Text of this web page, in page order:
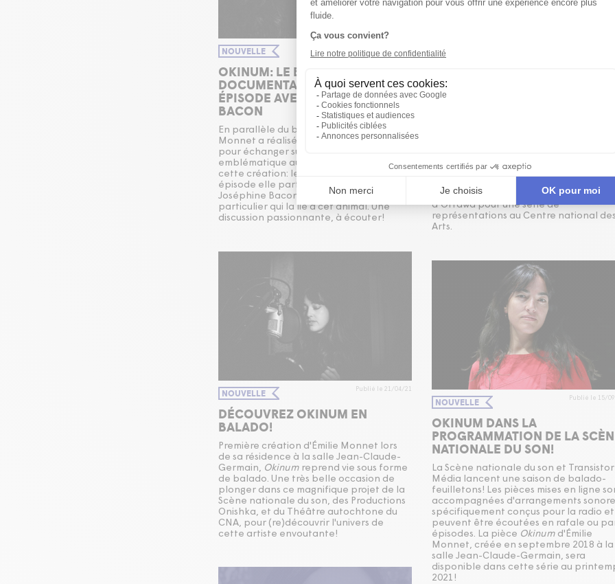
NOUVELLE
OKINUM: LE BALADO
DOCUMENTAIRE, PREMIER
ÉPISODE AVEC JOSÉPHINE
BACON
En parallèle du balado d'Okinum,Émilie
Monnet a réalisé différentes entrevues
pour échanger sur l'animal
emblématique au coeur de
cette création: le castor. Dans ce premier
épisode elle part à la rencontre de
Joséphine Bacon, qui partage le lien si
particulier qui la lie à cet animal. Une
discussion passionnante, à écouter!
OKINUM D'ÉMILIE MONNET AU
THÉÂTRE CENTAUR!
anishnabemowin coproduite par les
Productions Onishka et Imago Theatre!
spectacle prendra ensuite le chemin
d’Ottawa pour une série de
représentations au Centre national
Arts.
NOUVELLE Publié le 21/04/21
DÉCOUVREZ OKINUM EN
BALADO!
Première création d'Émilie Monnet lors
de sa résidence à la salle Jean-Claude-
Germain, Okinum reprend vie sous forme
de balado. Une très belle occasion de
plonger dans ce magnifique projet de la
Scène nationale du son, des Productions
Onishka, et du Théâtre autochtone du
CNA, pour (re)découvrir l'univers de
cette artiste envoutante!
NOUVELLE Publié le 15/
OKINUM DANS LA
PROGRAMMATION DE LA
NATIONALE DU SON!
La Scène nationale du son et Transistor
Média lancent une saison de balado-
feuilletons! Les pièces mises en ligne
accompagnées d'arrangements
spécifiquement conçus pour la radio et
peuvent être écoutées en rafale ou
épisodes. La pièce Okinum d'Émilie
Monnet, créée en septembre 2018 à la
salle Jean-Claude-Germain, sera
disponible dans cette série au
2021!